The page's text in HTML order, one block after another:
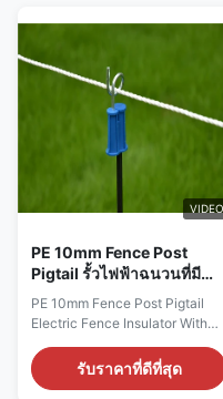
fencing applications. Whether
livestock from predators or ...
VIDEO
PE 10mm Fence Post
Pigtail รั้วไฟฟ้าฉนวนที่มีน้ำ
หนัก 50g
PE 10mm Fence Post Pigtail
Electric Fence Insulator With
Weight 50g PE material 10mm
fence post Pigtail Insulator
weight 50g Pigtail insulator
รับราคาที่ดีที่สุด